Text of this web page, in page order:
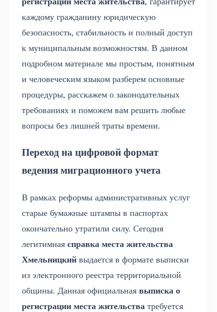
каждому гражданину юридическую
безопасность, стабильность и полный доступ
к муниципальным возможностям. В данном
подробном материале мы простым, понятным
и человеческим языком разберем основные
процедуры, расскажем о законодательных
требованиях и поможем вам решить любые
вопросы без лишней траты времени.
Переход на цифровой формат
ведения миграционного учета
В рамках реформы административных услуг
старые бумажные штампы в паспортах
окончательно утратили силу. Сегодня
легитимная справка места жительства
Хмельницкий выдается в формате выписки
из электронного реестра территориальной
общины. Данная официальная выписка о
регистрации места жительства требуется